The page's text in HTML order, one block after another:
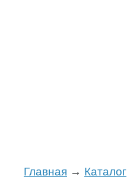
Главная → Каталог